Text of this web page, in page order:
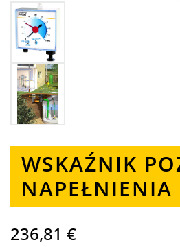
WSKAŹNIK
NAPEŁNIENIA
236,81 €